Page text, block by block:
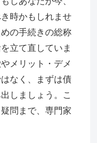
時かもしれませ
の手続きの総称
立て直していま
メリット・デメ
なく、まずは債
しましょう。こ
問まで、専門家